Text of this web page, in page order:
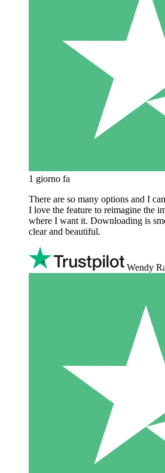
1 giorno fa
There are so many options and I
I love the feature to reimagine the
where I want it. Downloading is
clear and beautiful.
Wendy